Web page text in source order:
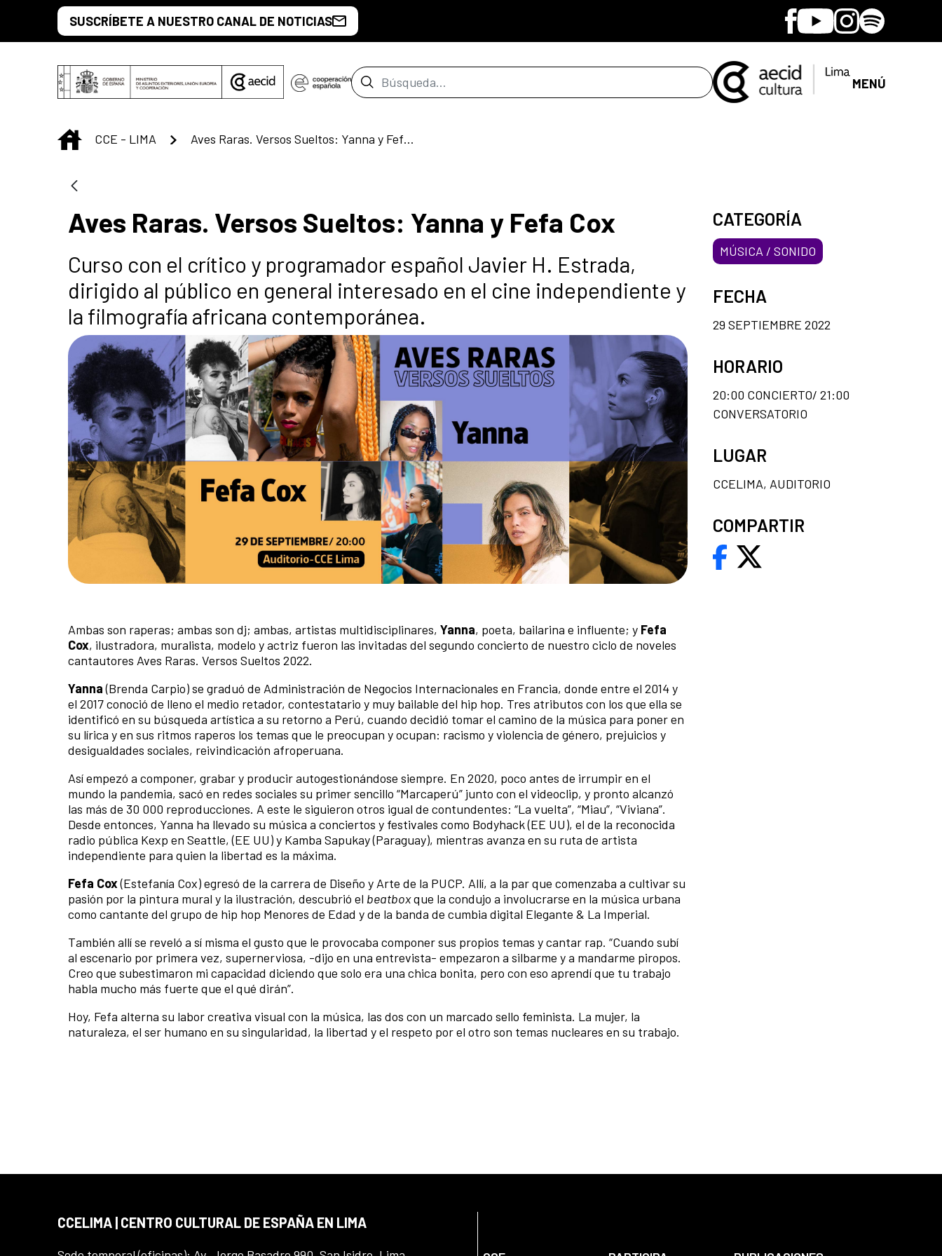
Saltar al contenido principal
SUSCRÍBETE A NUESTRO CANAL DE NOTICIAS Facebook
YoutubeInstagram
Spotify
Barra de búsqueda MENÚ
INICIO
CCE - LIMA Aves Raras. Versos Sueltos: Yanna y Fefa Cox
Aves Raras. Versos Sueltos: Yanna y Fefa Cox
Curso con el crítico y programador español Javier H. Estrada,
dirigido al público en general interesado en el cine independiente y
la filmografía africana contemporánea.
Ambas son raperas; ambas son dj; ambas, artistas multidisciplinares, Yanna, poeta, bailarina e influente; y Fefa
Cox, ilustradora, muralista, modelo y actriz fueron las invitadas del segundo concierto de nuestro ciclo de noveles
cantautores Aves Raras. Versos Sueltos 2022.
Yanna(Brenda Carpio) se graduó de Administración de Negocios Internacionales en Francia, donde entre el 2014 y
el 2017 conoció de lleno el medio retador, contestatario y muy bailable del hip hop. Tres atributos con los que ella se
identificó en su búsqueda artística a su retorno a Perú, cuando decidió tomar el camino de la música para poner en
su lírica y en sus ritmos raperos los temas que le preocupan y ocupan: racismo y violencia de género, prejuicios y
desigualdades sociales, reivindicación afroperuana.
Así empezó a componer, grabar y producir autogestionándose siempre. En 2020, poco antes de irrumpir en el
mundo la pandemia, sacó en redes sociales su primer sencillo “Marcaperú” junto con el videoclip, y pronto alcanzó
las más de 30 000 reproducciones. A este le siguieron otros igual de contundentes: “La vuelta”, “Miau”, “Viviana”.
Desde entonces, Yanna ha llevado su música a conciertos y festivales como Bodyhack (EE UU), el de la reconocida
radio pública Kexp en Seattle, (EE UU) y Kamba Sapukay (Paraguay), mientras avanza en su ruta de artista
independiente para quien la libertad es la máxima.
Fefa Cox(Estefanía Cox) egresó de la carrera de Diseño y Arte de la PUCP. Allí, a la par que comenzaba a cultivar su
pasión por la pintura mural y la ilustración, descubrió el beatboxque la condujo a involucrarse en la música urbana
como cantante del grupo de hip hop Menores de Edad y de la banda de cumbia digital Elegante & La Imperial.
También allí se reveló a sí misma el gusto que le provocaba componer sus propios temas y cantar rap. “Cuando subí
al escenario por primera vez, supernerviosa, -dijo en una entrevista- empezaron a silbarme y a mandarme piropos.
Creo que subestimaron mi capacidad diciendo que solo era una chica bonita, pero con eso aprendí que tu trabajo
habla mucho más fuerte que el qué dirán”.
Hoy, Fefa alterna su labor creativa visual con la música, las dos con un marcado sello feminista. La mujer, la
naturaleza, el ser humano en su singularidad, la libertad y el respeto por el otro son temas nucleares en su trabajo.
CATEGORÍA
MÚSICA / SONIDO
FECHA
29 SEPTIEMBRE 2022
HORARIO
20:00 CONCIERTO/ 21:00
CONVERSATORIO
LUGAR
CCELIMA, AUDITORIO
COMPARTIR
CCELIMA | CENTRO CULTURAL DE ESPAÑA EN LIMA